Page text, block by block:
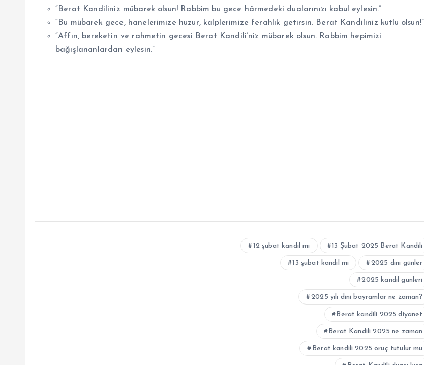
“Berat Kandiliniz mübarek olsun! Rabbim bu gece hârmedeki dualarınızı kabul eylesin.”
“Bu mübarek gece, hanelerimize huzur, kalplerimize ferahlık getirsin. Berat Kandiliniz kutlu olsun!”
“Affın, bereketin ve rahmetin gecesi Berat Kandili’niz mübarek olsun. Rabbim hepimizi
bağışlananlardan eylesin.”
12 şubat kandil mi 13 Şubat 2025 Berat Kandili
13 şubat kandil mi 2025 dini günler
2025 kandil günleri
2025 yılı dini bayramlar ne zaman?
Berat kandili 2025 diyanet
Berat Kandili 2025 ne zaman
Berat kandili 2025 oruç tutulur mu